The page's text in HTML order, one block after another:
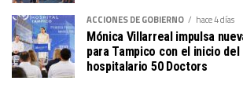
ACCIONES DE GOBIERNO hace 4 días
Mónica Villarreal impulsa
para Tampico con el inicio
hospitalario 50 Doctors